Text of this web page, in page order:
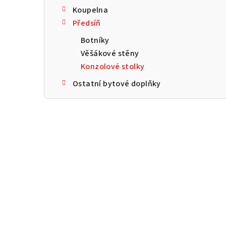
a
Koupelna
Předsíň
Botníky
Věšákové stěny
Konzolové stolky
Ostatní bytové doplňky